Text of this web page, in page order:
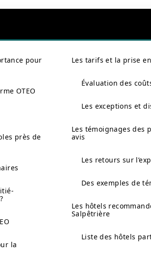
pour
OTEO
près de
la
Les tarifs et la prise
Évaluation des
Les exceptions et
Les témoignages des
avis
Les retours sur
Des exemples de
Les hôtels
Salpêtrière
Liste des hôtels